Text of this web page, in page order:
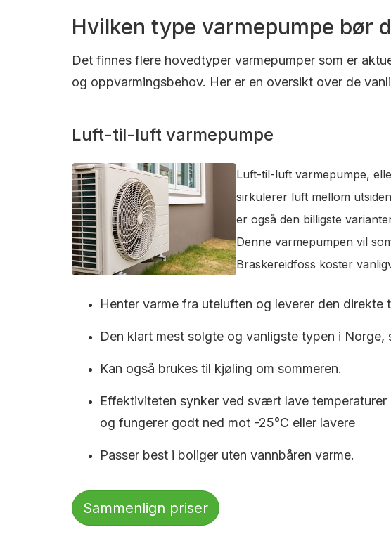
Hvilken type varmepumpe bør
Det finnes flere hovedtyper varmepumper som er
og oppvarmingsbehov. Her er en oversikt over de
Luft-til-luft varmepumpe
Luft-til-luft varmepumpe,
sirkulerer luft mellom
er også den billigste
Denne varmepumpen vil
Braskereidfoss koster
Henter varme fra uteluften og leverer den direkte
Den klart mest solgte og vanligste typen i
Kan også brukes til kjøling om sommeren.
Effektiviteten synker ved svært lave
og fungerer godt ned mot -25°C eller lavere
Passer best i boliger uten vannbåren varme.
Sammenlign priser